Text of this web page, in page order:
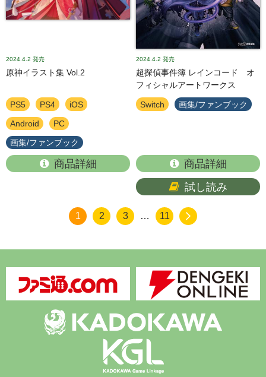
2024.4.2 発売
原神イラスト集 Vol.2
PS5 PS4 iOS
Android PC
画集/ファンブック
商品詳細
2024.4.2 発売
超探偵事件簿 レインコード オ
フィシャルアートワークス
Switch 画集/ファンブック
商品詳細
試し読み
1 2 3 … 11